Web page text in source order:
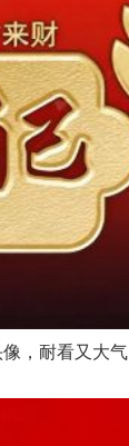
，耐看又大气